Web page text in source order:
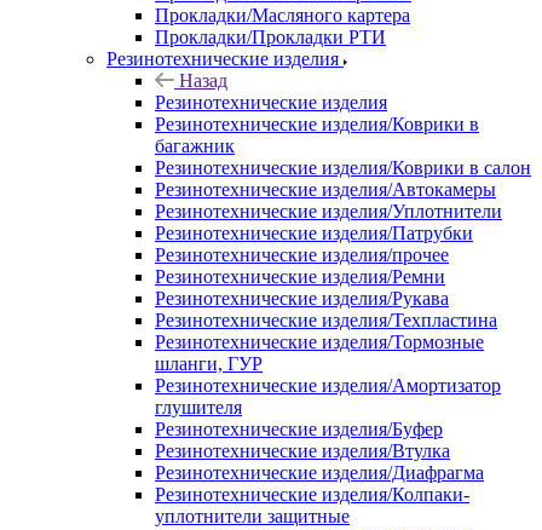
Прокладки/Масляного картера
Прокладки/Прокладки РТИ
Резинотехнические изделия
Назад
Резинотехнические изделия
Резинотехнические изделия/Коврики в
багажник
Резинотехнические изделия/Коврики в салон
Резинотехнические изделия/Автокамеры
Резинотехнические изделия/Уплотнители
Резинотехнические изделия/Патрубки
Резинотехнические изделия/прочее
Резинотехнические изделия/Ремни
Резинотехнические изделия/Рукава
Резинотехнические изделия/Техпластина
Резинотехнические изделия/Тормозные
шланги, ГУР
Резинотехнические изделия/Амортизатор
глушителя
Резинотехнические изделия/Буфер
Резинотехнические изделия/Втулка
Резинотехнические изделия/Диафрагма
Резинотехнические изделия/Колпаки-
уплотнители защитные